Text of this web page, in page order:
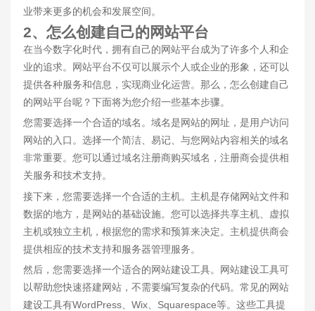
业带来更多的机会和发展空间。
2、怎么创建自己的网站平台
在当今数字化时代，拥有自己的网站平台成为了许多个人和企
业的追求。网站平台不仅可以展示个人或企业的形象，还可以
提供各种服务和信息，实现商业化运营。那么，怎么创建自己
的网站平台呢？下面将为您介绍一些基本步骤。
您需要选择一个合适的域名。域名是网站的网址，是用户访问
网站的入口。选择一个简洁、易记、与您网站内容相关的域名
非常重要。您可以通过域名注册商购买域名，注册商会提供相
关服务和技术支持。
接下来，您需要选择一个合适的主机。主机是存储网站文件和
数据的地方，是网站的基础设施。您可以选择共享主机、虚拟
主机或独立主机，根据您的需求和预算来决定。主机提供商会
提供相应的技术支持和服务器管理服务。
然后，您需要选择一个适合的网站建设工具。网站建设工具可
以帮助您快速搭建网站，不需要编写复杂的代码。常见的网站
建设工具有WordPress、Wix、Squarespace等。这些工具提